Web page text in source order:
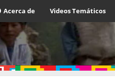
Acerca de Videos Temáticos